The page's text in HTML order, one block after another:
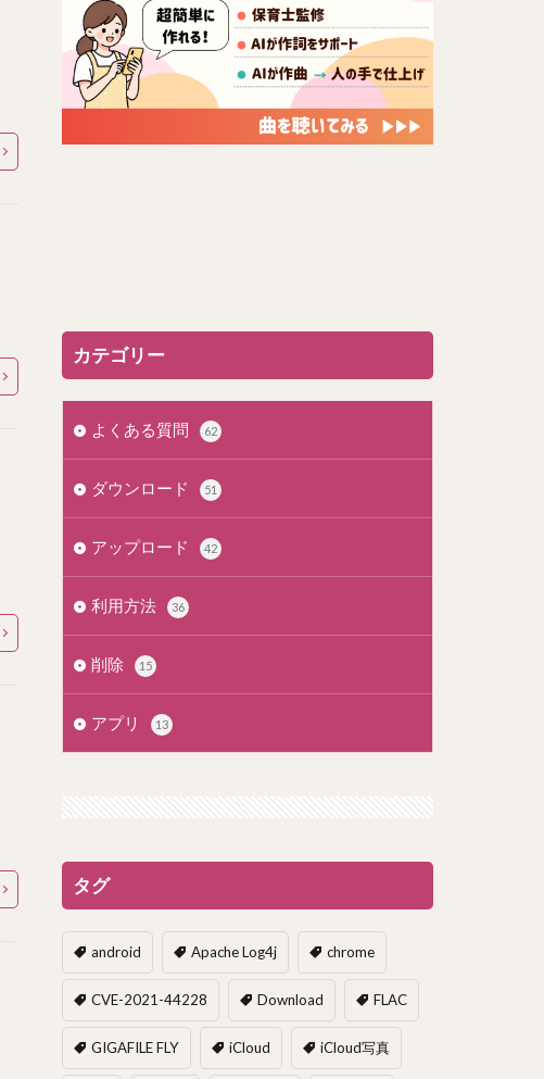
カテゴリー
よくある質問 62
ダウンロード 51
アップロード 42
利用方法 36
削除 15
アプリ 13
タグ
android Apache Log4j chrome
CVE-2021-44228 Download FLAC
GIGAFILE FLY iCloud iCloud写真